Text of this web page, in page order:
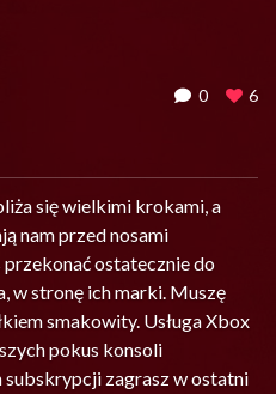
0 6
się wielkimi krokami, a
nam przed nosami
ostatecznie do
w stronę ich marki. Muszę
smakowity. Usługa Xbox
pokus konsoli
zagrasz w ostatni